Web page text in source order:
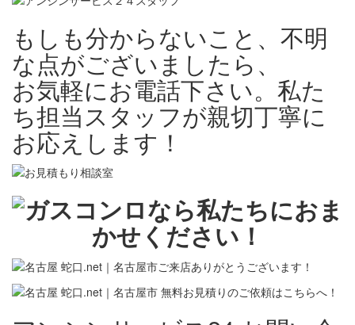
もしも分からないこと、不明
な点がございましたら、
お気軽にお電話下さい。私た
ち担当スタッフが親切丁寧に
お応えします！